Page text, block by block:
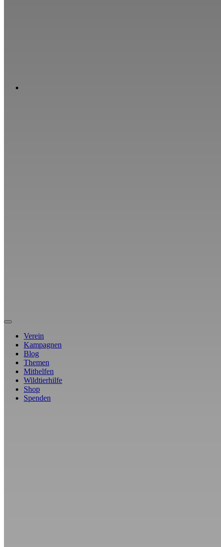
Verein
Kampagnen
Blog
Themen
Mithelfen
Wildtierhilfe
Shop
Spenden